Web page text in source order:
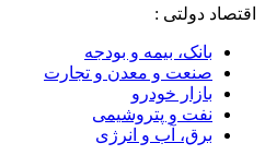
اقتصاد دولتی :
بانک، بیمه و بودجه
صنعت و معدن و تجارت
بازار خودرو
نفت و پتروشیمی
برق، آب و انرژی